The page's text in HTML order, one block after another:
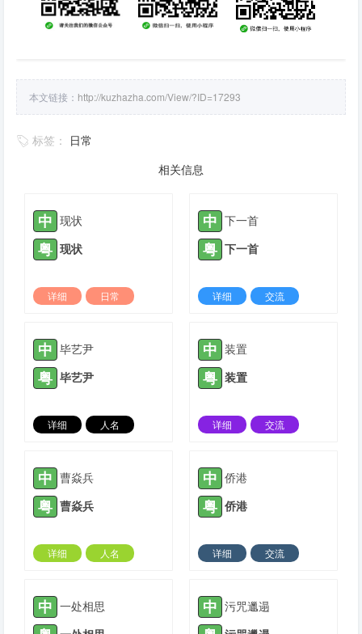
本文链接： http://kuzhazha.com/View/?ID=17293
标签： 日常
相关信息
中 现状
粤 现状
详细
日常
中 下一首
粤 下一首
详细
交流
中 毕艺尹
粤 毕艺尹
详细
人名
中 装置
粤 装置
详细
交流
中 曹焱兵
粤 曹焱兵
详细
人名
中 侨港
粤 侨港
详细
交流
中 一处相思 中 污咒邋遢